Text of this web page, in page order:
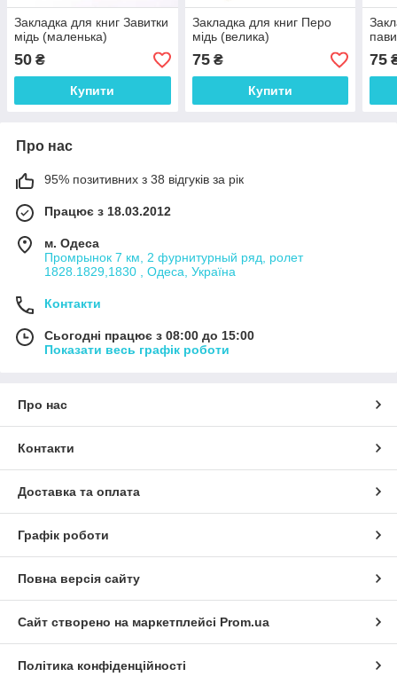
Закладка для книг Завитки
мідь (маленька)
50 ₴
Купити
Закладка для книг Перо
мідь (велика)
75₴
Купити
75
Про нас
95% позитивних з 38 відгуків за рік
Працює з 18.03.2012
м. Одеса
Промрынок 7 км, 2 фурнитурный ряд, ролет
1828.1829,1830 , Одеса, Україна
Контакти
Сьогодні працює з 08:00 до 15:00
Показати весь графік роботи
Про нас
Контакти
Доставка та оплата
Графік роботи
Повна версія сайту
Сайт створено на маркетплейсі Prom.ua
Політика конфіденційності